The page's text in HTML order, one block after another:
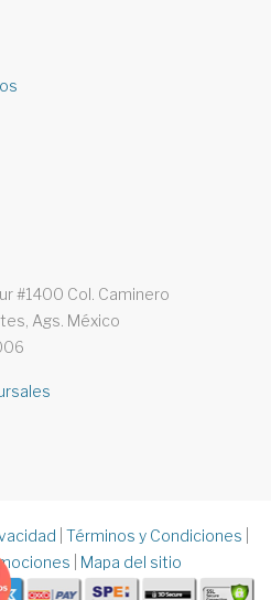
#1400 Col. Caminero
Ags. México
Términos y Condiciones
Mapa del sitio